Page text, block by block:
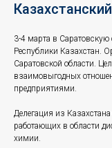
3-4 марта в Саратовскую
Республики Казахстан.
Саратовской области.
взаимовыгодных
предприятиями.
Делегация из
работающих в области
химии.